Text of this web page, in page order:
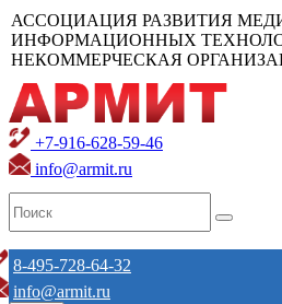
АССОЦИАЦИЯ РАЗВИТИЯ
ИНФОРМАЦИОННЫХ
НЕКОММЕРЧЕСКАЯ
+7-916-628-59-46
info@armit.ru
8-495-728-64-32
info@armit.ru